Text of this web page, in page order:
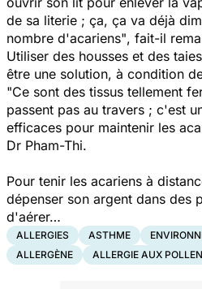
de sa literie ; ça, ça va déjà
nombre d'acariens", fait-il
Utiliser des housses et des
être une solution, à condition
"Ce sont des tissus tellement
passent pas au travers ; c'est
efficaces pour maintenir les
Dr Pham-Thi.
Pour tenir les acariens à
dépenser son argent dans des
d'aérer…
ALLERGIES ASTHME
ALLERGÈNE
ALLERGIE AUX